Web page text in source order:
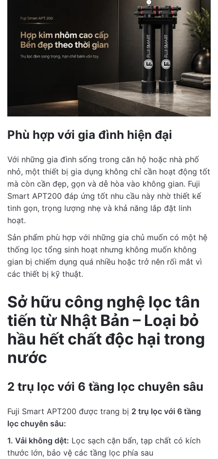
Phù hợp với gia đình hiện đại
Với những gia đình sống trong căn hộ hoặc nhà phố
nhỏ, một thiết bị gia dụng không chỉ cần hoạt động tốt
mà còn cần đẹp, gọn và dễ hòa vào không gian. Fuji
Smart APT200 đáp ứng tốt nhu cầu này nhờ thiết kế
tinh gọn, trọng lượng nhẹ và khả năng lắp đặt linh
hoạt.
Sản phẩm phù hợp với những gia chủ muốn có một hệ
thống lọc tổng sinh hoạt nhưng không muốn không
gian bị chiếm dụng quá nhiều hoặc trở nên rối mắt vì
các thiết bị kỹ thuật.
Sở hữu công nghệ lọc tân
tiến từ Nhật Bản – Loại bỏ
hầu hết chất độc hại trong
nước
2 trụ lọc với 6 tầng lọc chuyên sâu
Fuji Smart APT200 được trang bị 2 trụ lọc với 6 tầng
lọc chuyên sâu:
1. Vải không dệt: Lọc sạch cặn bẩn, tạp chất có kích
thước lớn, bảo vệ các tầng lọc phía sau